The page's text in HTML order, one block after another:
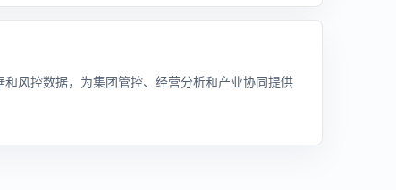
风控数据，为集团管控、经营分析和产业协同提供